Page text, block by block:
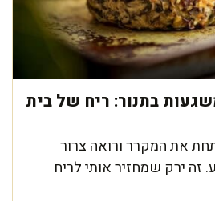
בתנור: ריח של בית
את המקרר ורואה צרור
זה ירק שמחזיר אותי לריח